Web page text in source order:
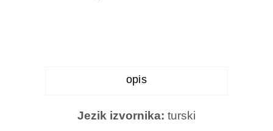
opis
Jezik izvornika: turski